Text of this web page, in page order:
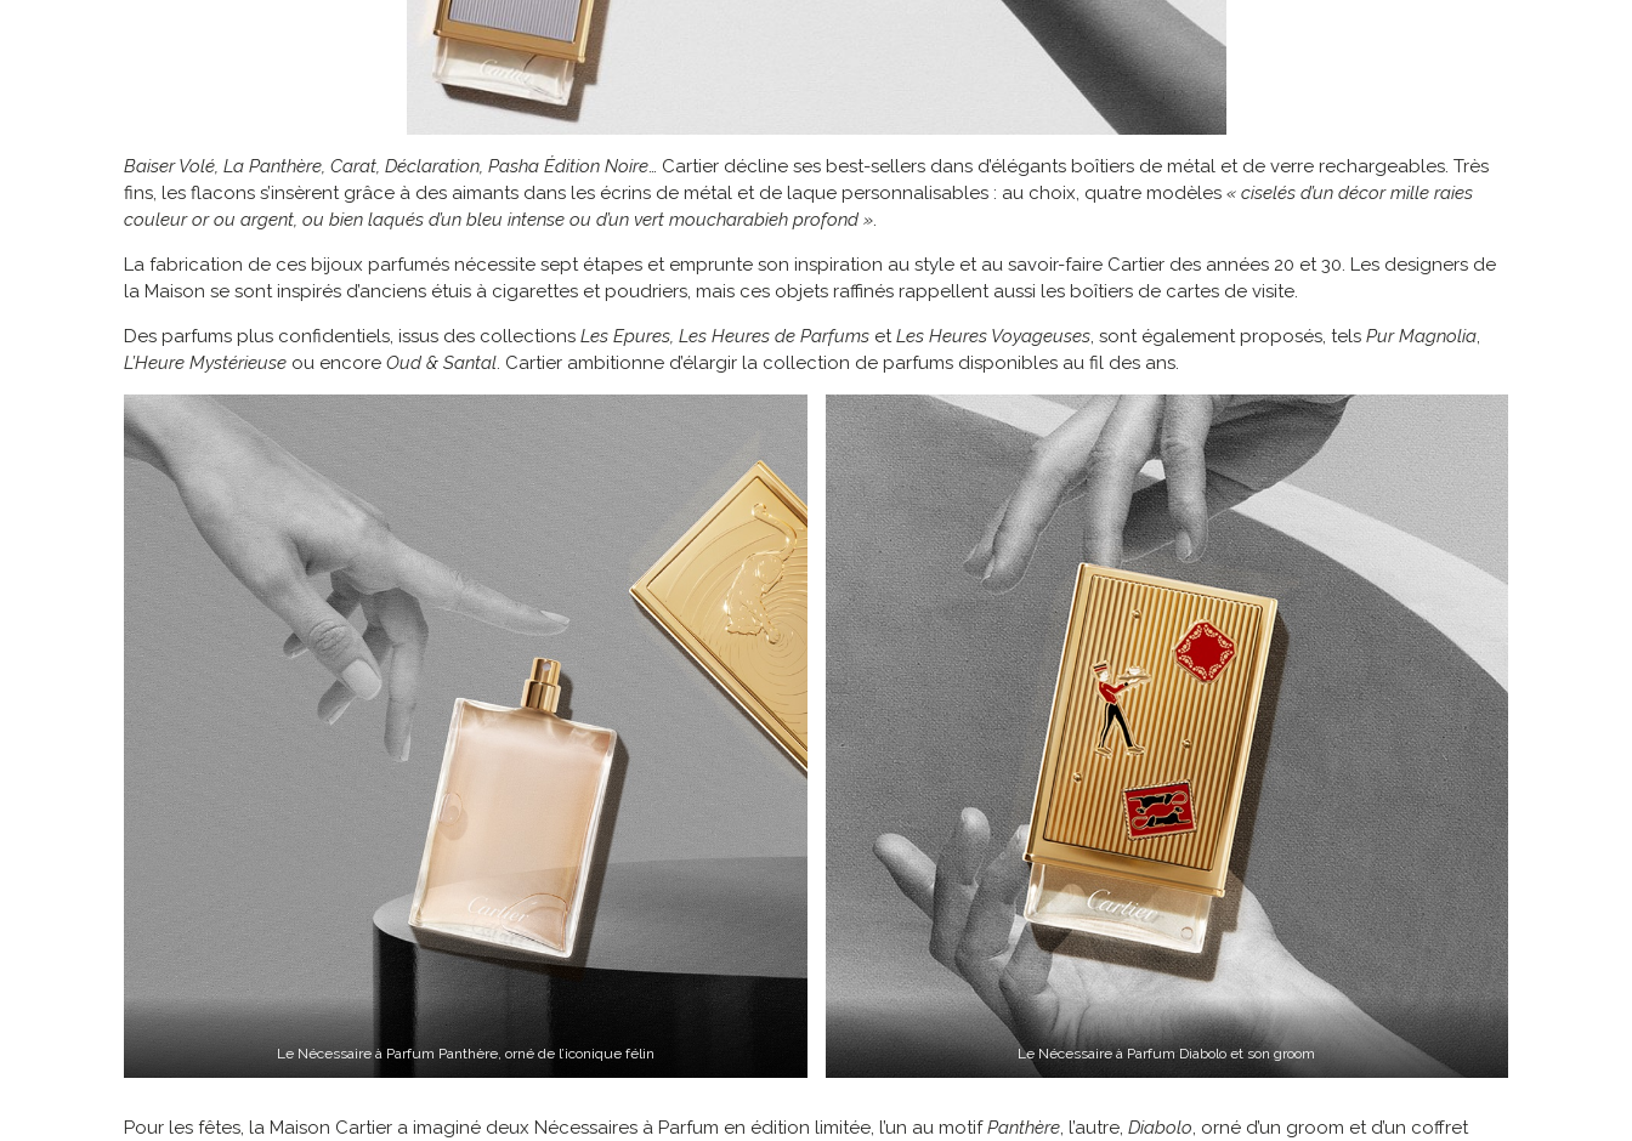
Baiser Volé, La Panthère, Carat, Déclaration, Pasha Édition Noire… Cartier décline ses best-sellers dans d’élégants boîtiers de métal et de verre rechargeables. Très
fins, les flacons s’insèrent grâce à des aimants dans les écrins de métal et de laque personnalisables : au choix, quatre modèles « ciselés d’un décor mille raies
couleur or ou argent, ou bien laqués d’un bleu intense ou d’un vert moucharabieh profond ».
La fabrication de ces bijoux parfumés nécessite sept étapes et emprunte son inspiration au style et au savoir-faire Cartier des années 20 et 30. Les designers de
la Maison se sont inspirés d’anciens étuis à cigarettes et poudriers, mais ces objets raffinés rappellent aussi les boîtiers de cartes de visite.
Des parfums plus confidentiels, issus des collections Les Epures, Les Heures de Parfums etLes Heures Voyageuses, sont également proposés, tels Pur Magnolia,
L’Heure Mystérieuse ou encore Oud & Santal. Cartier ambitionne d’élargir la collection de parfums disponibles au fil des ans.
Le Nécessaire à Parfum Panthère, orné de l’iconique félin Le Nécessaire à Parfum Diabolo et son groom
Pour les fêtes, la Maison Cartier a imaginé deux Nécessaires à Parfum en édition limitée, l’un au motifPanthère, l’autre, Diabolo, orné d’un groom et d’un coffret